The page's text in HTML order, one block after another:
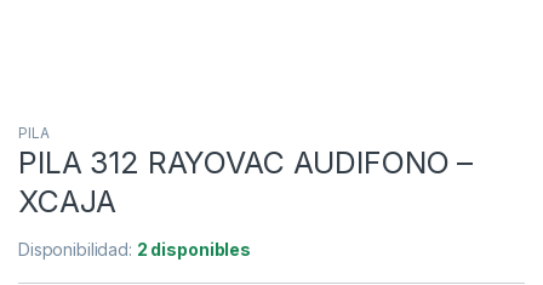
PILA
PILA 312 RAYOVAC AUDIFONO –
XCAJA
Disponibilidad: 2 disponibles